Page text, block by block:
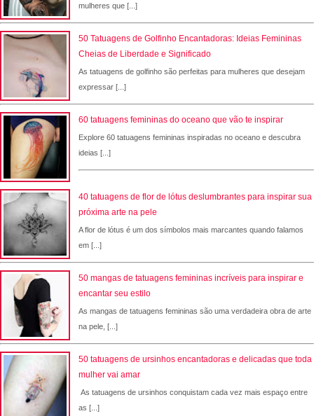
mulheres que [...]
50 Tatuagens de Golfinho Encantadoras: Ideias Femininas
Cheias de Liberdade e Significado
As tatuagens de golfinho são perfeitas para mulheres que desejam
expressar [...]
60 tatuagens femininas do oceano que vão te inspirar
Explore 60 tatuagens femininas inspiradas no oceano e descubra
ideias [...]
40 tatuagens de flor de lótus deslumbrantes para inspirar sua
próxima arte na pele
A flor de lótus é um dos símbolos mais marcantes quando falamos
em [...]
50 mangas de tatuagens femininas incríveis para inspirar e
encantar seu estilo
As mangas de tatuagens femininas são uma verdadeira obra de arte
na pele, [...]
50 tatuagens de ursinhos encantadoras e delicadas que toda
mulher vai amar
As tatuagens de ursinhos conquistam cada vez mais espaço entre
as [...]